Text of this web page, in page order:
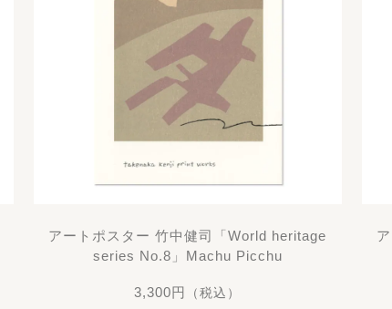
アートポスター 竹中健司「World heritage
series No.8」Machu Picchu
3,300円 （税込）